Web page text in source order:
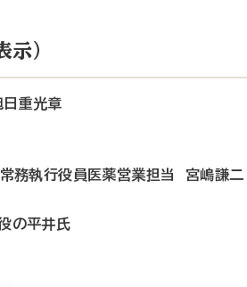
）
重光章
常務執行役員医薬営業担当 宮嶋謙二
の平井氏